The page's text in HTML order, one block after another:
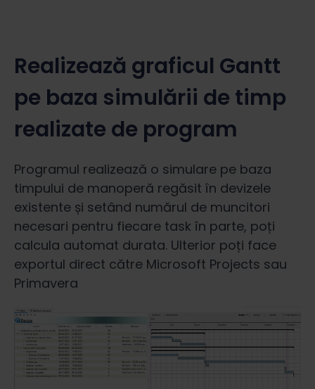
Realizează graficul Gantt
pe baza simulării de timp
realizate de program
Programul realizează o simulare pe baza
timpului de manoperă regăsit în devizele
existente și setând numărul de muncitori
necesari pentru fiecare task în parte, poți
calcula automat durata. Ulterior poți face
exportul direct către Microsoft Projects sau
Primavera